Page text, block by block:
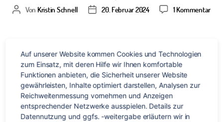
Beitragsautor
Von Kristin Schnell Veröffentlichungsdatum
20. Februar 2024 1 Kommentarzu
Auf unserer Website kommen Cookies und Technologien
zum Einsatz, mit deren Hilfe wir Ihnen komfortable
Funktionen anbieten, die Sicherheit unserer Website
gewährleisten, Inhalte optimiert darstellen, Analysen zur
Reichweitenmessung vornehmen und Anzeigen
entsprechender Netzwerke ausspielen. Details zur
Datennutzung und ggfs. -weitergabe erläutern wir in